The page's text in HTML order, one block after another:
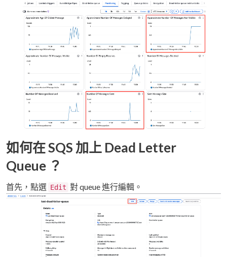
如何在 SQS 加上 Dead Letter
Queue ？
首先，點選 Edit 對 queue 進行編輯。